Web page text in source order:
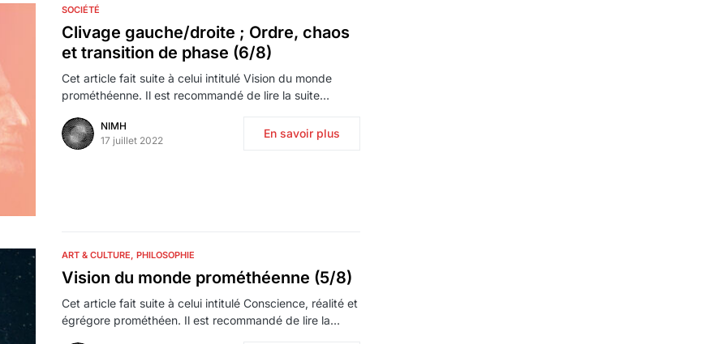
SOCIÉTÉ
Clivage gauche/droite ; Ordre, chaos
et transition de phase (6/8)
Cet article fait suite à celui intitulé Vision du monde
prométhéenne. Il est recommandé de lire la suite…
NIMH
17 juillet 2022
En savoir plus
ART & CULTURE PHILOSOPHIE
Vision du monde prométhéenne (5/8)
Cet article fait suite à celui intitulé Conscience, réalité et
égrégore prométhéen. Il est recommandé de lire la…